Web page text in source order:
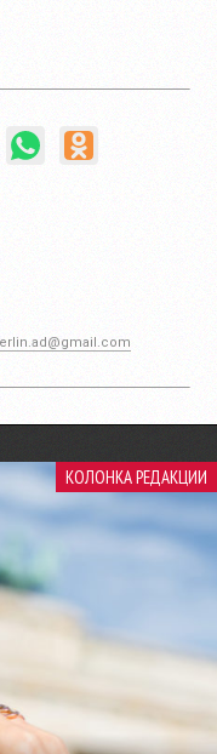
КОЛОНКА РЕДАКЦИИ